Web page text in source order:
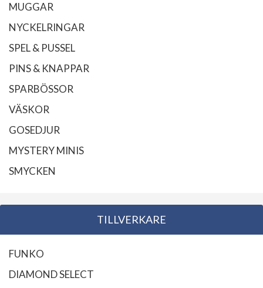
MUGGAR
NYCKELRINGAR
SPEL & PUSSEL
PINS & KNAPPAR
SPARBÖSSOR
VÄSKOR
GOSEDJUR
MYSTERY MINIS
SMYCKEN
TILLVERKARE
FUNKO
DIAMOND SELECT